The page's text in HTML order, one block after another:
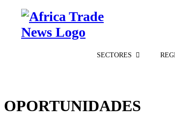
Home
SECTORES
OPORTUNIDADES